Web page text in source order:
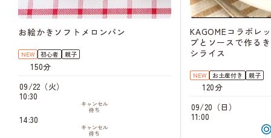
お絵かきソフトメロンパン
NEW 初心者 親子
150分
09/22（火）
10:30
キャンセル
待ち
14:30
キャンセル
待ち
KAGOMEコラボレ
プとソースで作る
シライス
NEW お土産付き 親子
120分
09/20（日）
11:00